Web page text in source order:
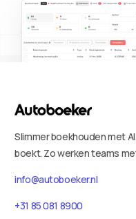
Slimmer boekhouden met
boekt. Zo werken teams
info@autoboeker.nl
+31 85 081 8900